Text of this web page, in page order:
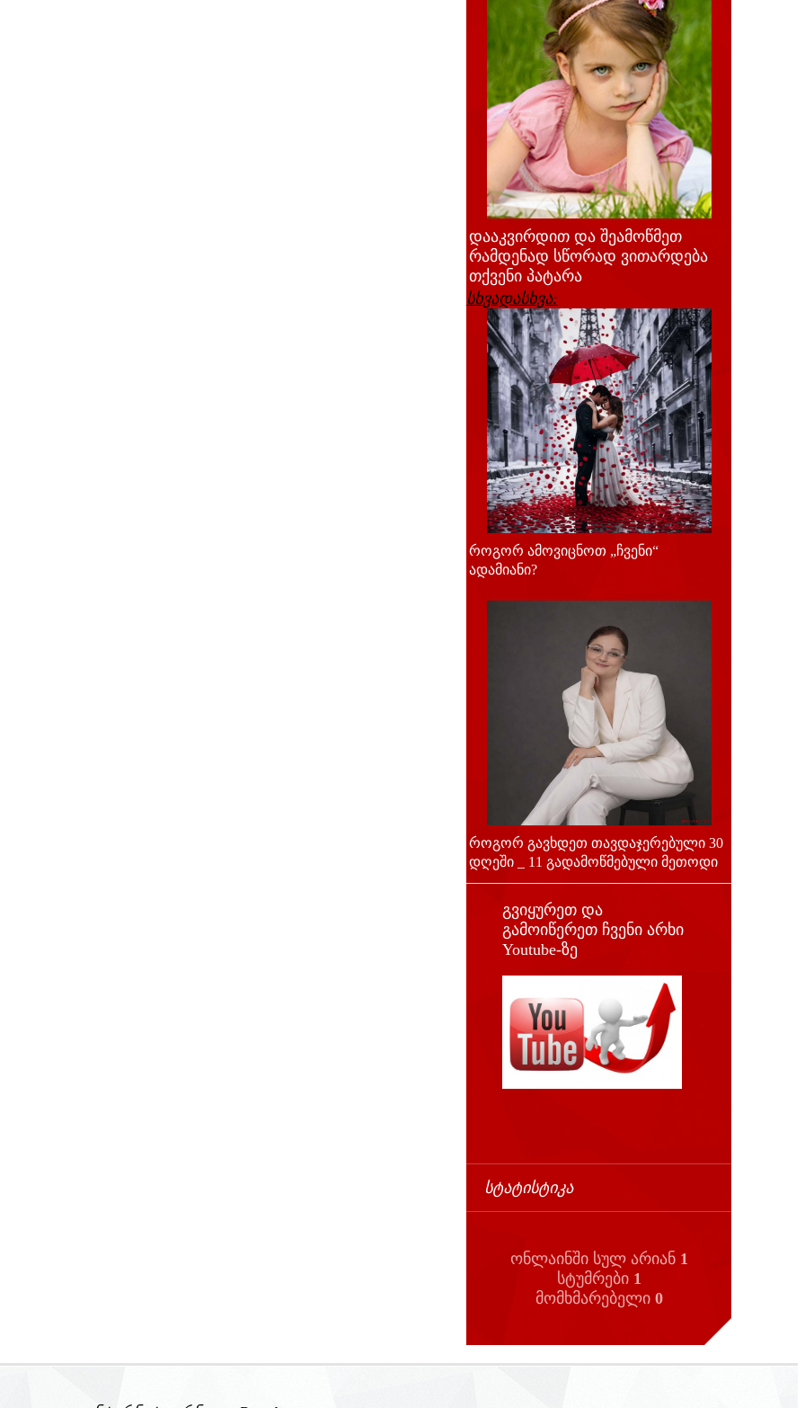
დააკვირდით და შეამოწმეთ
რამდენად სწორად ვითარდება
თქვენი პატარა
სხვადასხვა:
როგორ ამოვიცნოთ „ჩვენი“
ადამიანი?
როგორ გავხდეთ თავდაჯერებული 30
დღეში _ 11 გადამოწმებული მეთოდი
გვიყურეთ და
გამოიწერეთ ჩვენი არხი
Youtube-ზე
ᲡᲢᲐᲢᲘᲡᲢᲘᲙᲐ
ონლაინში სულ არიან 1
სტუმრები 1
მომხმარებელი 0